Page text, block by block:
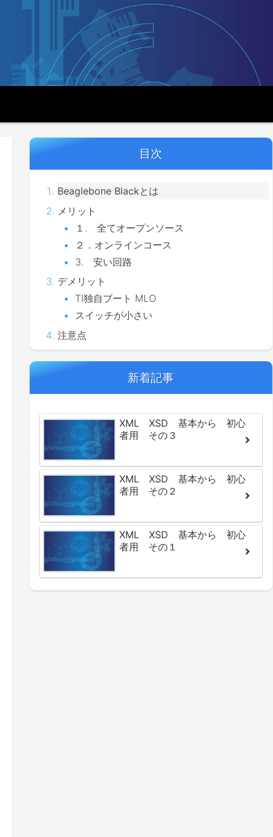
目次
Beaglebone Blackとは
メリット
１. 全てオープンソース
２．オンラインコース
3. 安い回路
デメリット
TI独自ブート MLO
スイッチが小さい
注意点
新着記事
XML XSD 基本から 初心
者用 その３
XML XSD 基本から 初心
者用 その２
XML XSD 基本から 初心
者用 その１